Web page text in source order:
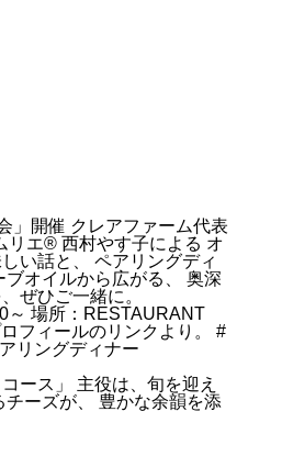
ース」 主役は、旬を迎え
チーズが、 豊かな余韻を添